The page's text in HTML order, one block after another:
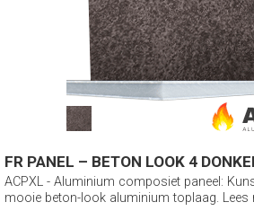
FR PANEL – BETON LOOK 4
ACPXL - Aluminium composiet paneel:
mooie beton-look aluminium toplaag. Lees